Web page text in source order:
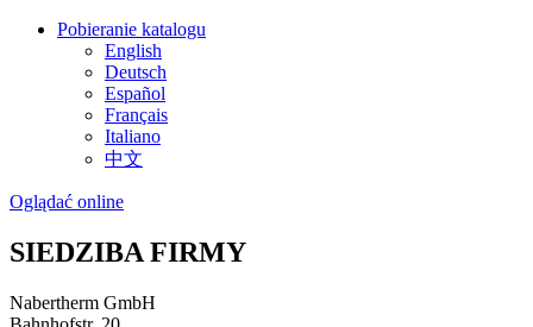
Pobieranie katalogu
English
Deutsch
Español
Français
Italiano
中文
Oglądać online
SIEDZIBA FIRMY
Nabertherm GmbH